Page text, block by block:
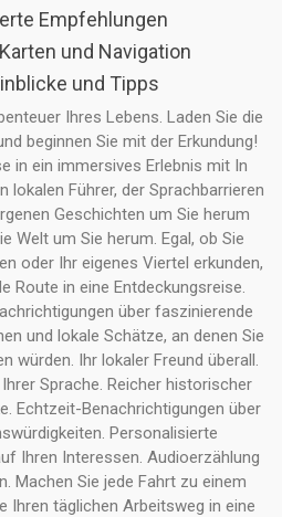
Empfehlungen
und Navigation
und Tipps
Ihres Lebens. Laden Sie die
beginnen Sie mit der Erkundung!
in ein immersives Erlebnis mit In
lokalen Führer, der Sprachbarrieren
Geschichten um Sie herum
Welt um Sie herum. Egal, ob Sie
oder Ihr eigenes Viertel erkunden,
Route in eine Entdeckungsreise.
über faszinierende
und lokale Schätze, an denen Sie
würden. Ihr lokaler Freund überall.
Sprache. Reicher historischer
Echtzeit-Benachrichtigungen über
Personalisierte
Ihren Interessen. Audioerzählung
Machen Sie jede Fahrt zu einem
Ihren täglichen Arbeitsweg in eine